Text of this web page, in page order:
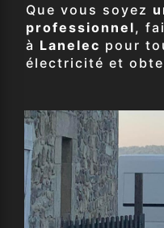
Que vous soyez
professionnel,
à Lanelec pour
électricité et